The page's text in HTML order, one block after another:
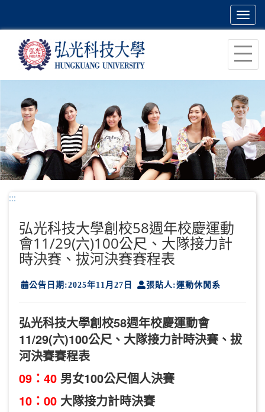
主
容
區
塊
:::
弘光科技大學創校58週年校慶運動
會11/29(六)100公尺、大隊接力計
時決賽、拔河決賽賽程表
公告日期:2025年11月27日 張貼人:運動休閒系
弘光科技大學創校58週年校慶運動會
11/29(六)100公尺、大隊接力計時決賽、拔
河決賽賽程表
09：40男女100公尺個人決賽
10：00大隊接力計時決賽